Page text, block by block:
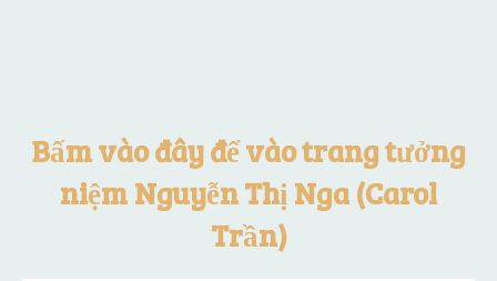
Bấm vào đây để vào trang tưởng
niệm Nguyễn Thị Nga (Carol
Trần)